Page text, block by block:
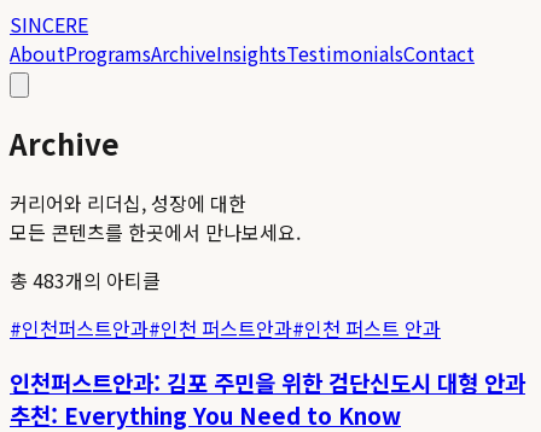
SINCERE
AboutProgramsArchiveInsightsTestimonialsContact
Archive
커리어와 리더십, 성장에 대한
모든 콘텐츠를 한곳에서 만나보세요.
총 483개의 아티클
#인천퍼스트안과#인천 퍼스트안과#인천 퍼스트 안과
인천퍼스트안과: 김포 주민을 위한 검단신도시 대형 안과
추천: Everything You Need to Know